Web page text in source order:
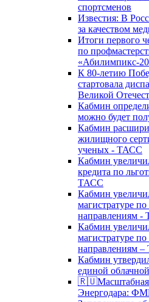
спортсменов
Известия: В
за качеством
Итоги первого
по
«Абилимпикс-
К 80-летию
стартовала
Великой
Кабмин
можно будет
Кабмин
жилищного
ученых - ТАСС
Кабмин
кредита по
ТАСС
Кабмин
магистратуре
направлениям -
Кабмин
магистратуре
направлениям
Кабмин
единой
🇷🇺Масштабная
Энергодара: